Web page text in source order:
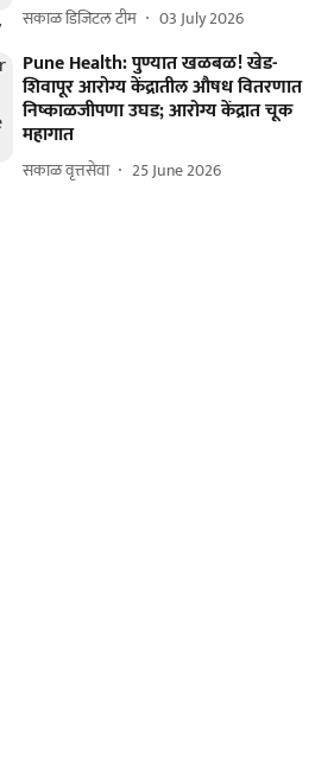
सकाळ डिजिटल टीम 03 July 2026
Pune Health: पुण्यात खळबळ! खेड-
शिवापूर आरोग्य केंद्रातील औषध वितरणात
निष्काळजीपणा उघड; आरोग्य केंद्रात चूक
महागात
सकाळ वृत्तसेवा 25 June 2026